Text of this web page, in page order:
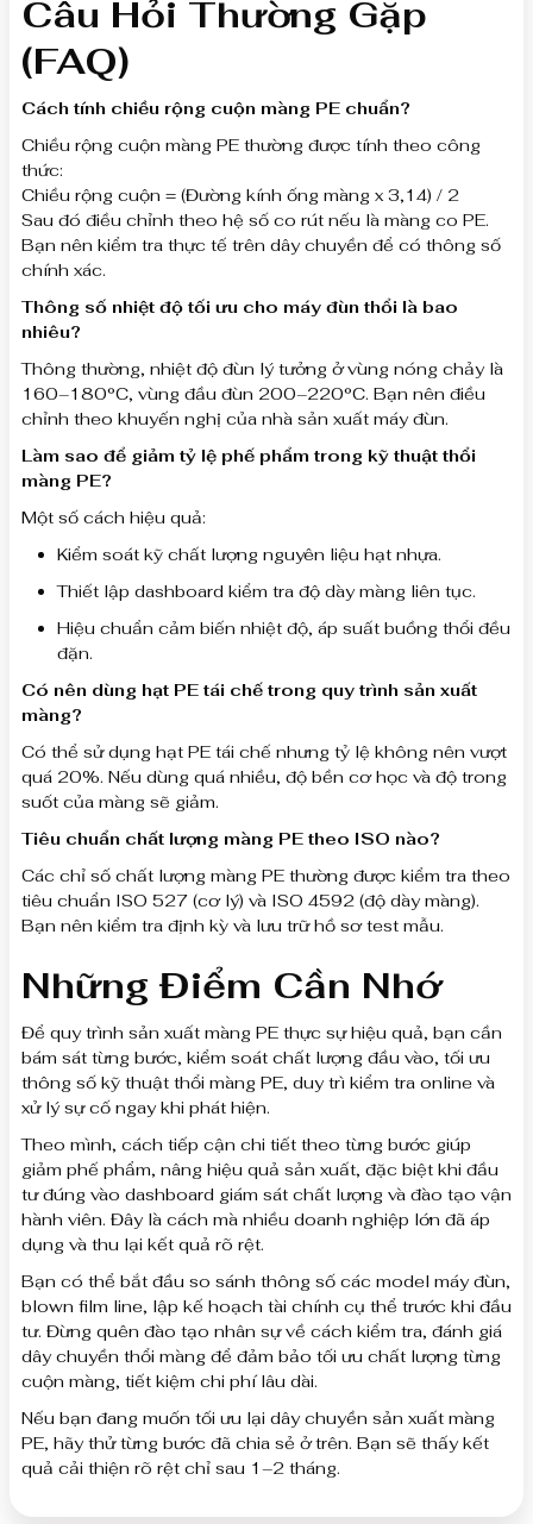
Câu Hỏi Thường Gặp
(FAQ)
Cách tính chiều rộng cuộn màng PE chuẩn?
Chiều rộng cuộn màng PE thường được tính theo công
thức:
Chiều rộng cuộn = (Đường kính ống màng x 3,14) / 2
Sau đó điều chỉnh theo hệ số co rút nếu là màng co PE.
Bạn nên kiểm tra thực tế trên dây chuyền để có thông số
chính xác.
Thông số nhiệt độ tối ưu cho máy đùn thổi là bao
nhiêu?
Thông thường, nhiệt độ đùn lý tưởng ở vùng nóng chảy là
160–180°C, vùng đầu đùn 200–220°C. Bạn nên điều
chỉnh theo khuyến nghị của nhà sản xuất máy đùn.
Làm sao để giảm tỷ lệ phế phẩm trong kỹ thuật thổi
màng PE?
Một số cách hiệu quả:
Kiểm soát kỹ chất lượng nguyên liệu hạt nhựa.
Thiết lập dashboard kiểm tra độ dày màng liên tục.
Hiệu chuẩn cảm biến nhiệt độ, áp suất buồng thổi đều
đặn.
Có nên dùng hạt PE tái chế trong quy trình sản xuất
màng?
Có thể sử dụng hạt PE tái chế nhưng tỷ lệ không nên vượt
quá 20%. Nếu dùng quá nhiều, độ bền cơ học và độ trong
suốt của màng sẽ giảm.
Tiêu chuẩn chất lượng màng PE theo ISO nào?
Các chỉ số chất lượng màng PE thường được kiểm tra theo
tiêu chuẩn ISO 527 (cơ lý) và ISO 4592 (độ dày màng).
Bạn nên kiểm tra định kỳ và lưu trữ hồ sơ test mẫu.
Những Điểm Cần Nhớ
Để quy trình sản xuất màng PE thực sự hiệu quả, bạn cần
bám sát từng bước, kiểm soát chất lượng đầu vào, tối ưu
thông số kỹ thuật thổi màng PE, duy trì kiểm tra online và
xử lý sự cố ngay khi phát hiện.
Theo mình, cách tiếp cận chi tiết theo từng bước giúp
giảm phế phẩm, nâng hiệu quả sản xuất, đặc biệt khi đầu
tư đúng vào dashboard giám sát chất lượng và đào tạo vận
hành viên. Đây là cách mà nhiều doanh nghiệp lớn đã áp
dụng và thu lại kết quả rõ rệt.
Bạn có thể bắt đầu so sánh thông số các model máy đùn,
blown film line, lập kế hoạch tài chính cụ thể trước khi đầu
tư. Đừng quên đào tạo nhân sự về cách kiểm tra, đánh giá
dây chuyền thổi màng để đảm bảo tối ưu chất lượng từng
cuộn màng, tiết kiệm chi phí lâu dài.
Nếu bạn đang muốn tối ưu lại dây chuyền sản xuất màng
PE, hãy thử từng bước đã chia sẻ ở trên. Bạn sẽ thấy kết
quả cải thiện rõ rệt chỉ sau 1–2 tháng.